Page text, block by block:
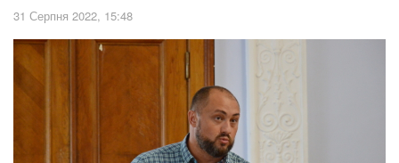
31 Серпня 2022, 15:48